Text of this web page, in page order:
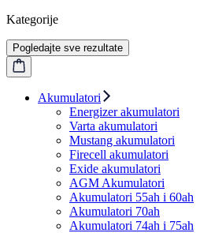
Kategorije
Pogledajte sve rezultate
Akumulatori
Energizer akumulatori
Varta akumulatori
Mustang akumulatori
Firecell akumulatori
Exide akumulatori
AGM Akumulatori
Akumulatori 55ah i 60ah
Akumulatori 70ah
Akumulatori 74ah i 75ah